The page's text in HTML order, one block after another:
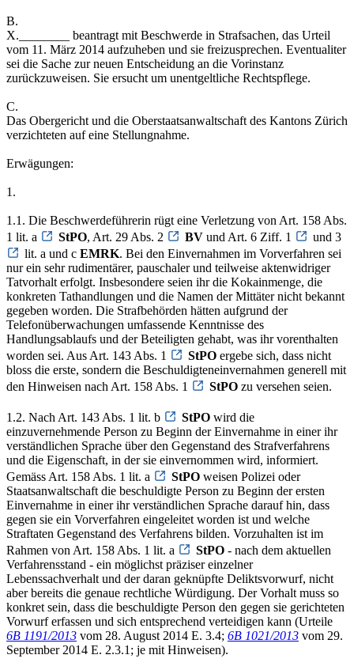
B.
X.________ beantragt mit Beschwerde in Strafsachen, das Urteil
vom 11. März 2014 aufzuheben und sie freizusprechen. Eventualiter
sei die Sache zur neuen Entscheidung an die Vorinstanz
zurückzuweisen. Sie ersucht um unentgeltliche Rechtspflege.
C.
Das Obergericht und die Oberstaatsanwaltschaft des Kantons Zürich
verzichteten auf eine Stellungnahme.
Erwägungen:
1.
1.1. Die Beschwerdeführerin rügt eine Verletzung von Art. 158 Abs.
1 lit. a
StPO, Art. 29 Abs. 2 BV und Art. 6 Ziff. 1
und 3
lit. a und c EMRK. Bei den Einvernahmen im Vorverfahren sei
nur ein sehr rudimentärer, pauschaler und teilweise aktenwidriger
Tatvorhalt erfolgt. Insbesondere seien ihr die Kokainmenge, die
konkreten Tathandlungen und die Namen der Mittäter nicht bekannt
gegeben worden. Die Strafbehörden hätten aufgrund der
Telefonüberwachungen umfassende Kenntnisse des
Handlungsablaufs und der Beteiligten gehabt, was ihr vorenthalten
worden sei. Aus Art. 143 Abs. 1
StPO ergebe sich, dass nicht
bloss die erste, sondern die Beschuldigteneinvernahmen generell mit
den Hinweisen nach Art. 158 Abs. 1
StPO zu versehen seien.
1.2. Nach Art. 143 Abs. 1 lit. b StPO wird die
einzuvernehmende Person zu Beginn der Einvernahme in einer ihr
verständlichen Sprache über den Gegenstand des Strafverfahrens
und die Eigenschaft, in der sie einvernommen wird, informiert.
Gemäss Art. 158 Abs. 1 lit. a
StPO weisen Polizei oder
Staatsanwaltschaft die beschuldigte Person zu Beginn der ersten
Einvernahme in einer ihr verständlichen Sprache darauf hin, dass
gegen sie ein Vorverfahren eingeleitet worden ist und welche
Straftaten Gegenstand des Verfahrens bilden. Vorzuhalten ist im
Rahmen von Art. 158 Abs. 1 lit. a
StPO - nach dem aktuellen
Verfahrensstand - ein möglichst präziser einzelner
Lebenssachverhalt und der daran geknüpfte Deliktsvorwurf, nicht
aber bereits die genaue rechtliche Würdigung. Der Vorhalt muss so
konkret sein, dass die beschuldigte Person den gegen sie gerichteten
Vorwurf erfassen und sich entsprechend verteidigen kann (Urteile
6B 1191/2013 vom 28. August 2014 E. 3.4; 6B 1021/2013 vom 29.
September 2014 E. 2.3.1; je mit Hinweisen).